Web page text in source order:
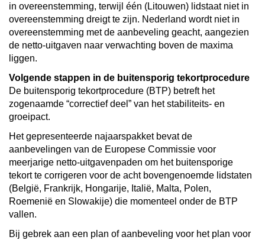
in overeenstemming, terwijl één (Litouwen) lidstaat niet in
overeenstemming dreigt te zijn. Nederland wordt niet in
overeenstemming met de aanbeveling geacht, aangezien
de netto-uitgaven naar verwachting boven de maxima
liggen.
Volgende stappen in de buitensporig tekortprocedure
De buitensporig tekortprocedure (BTP) betreft het
zogenaamde “correctief deel” van het stabiliteits- en
groeipact.
Het gepresenteerde najaarspakket bevat de
aanbevelingen van de Europese Commissie voor
meerjarige netto-uitgavenpaden om het buitensporige
tekort te corrigeren voor de acht bovengenoemde lidstaten
(België, Frankrijk, Hongarije, Italië, Malta, Polen,
Roemenië en Slowakije) die momenteel onder de BTP
vallen.
Bij gebrek aan een plan of aanbeveling voor het plan voor